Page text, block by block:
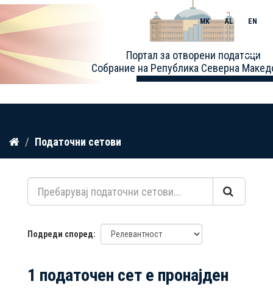
Прескокнете
содржина
Портал за отворени податоци
Собрание на Република Северна
MK AL EN
Toggle
Податочни сетови
Подреди според
1 податочен сет е пронајден